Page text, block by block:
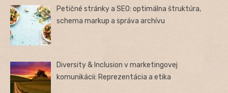
Petičné stránky a SEO: optimálna štruktúra,
schema markup a správa archívu
Diversity & Inclusion v marketingovej
komunikácii: Reprezentácia a etika